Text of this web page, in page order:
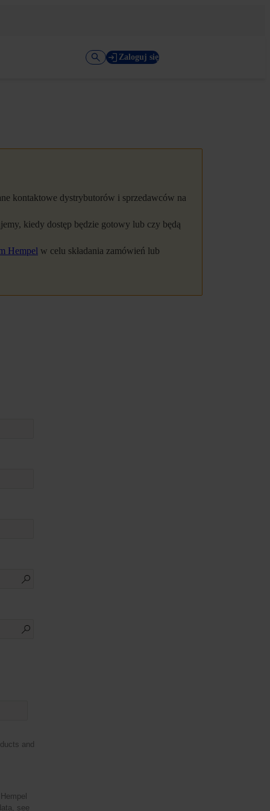
Zaloguj się
kontaktowe dystrybutorów i sprzedawców na
kiedy dostęp będzie gotowy lub czy będą
Hempel w celu składania zamówień lub
and
see